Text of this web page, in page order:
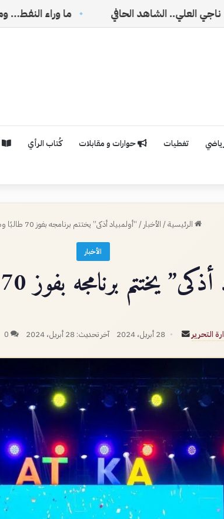
الحافي ما وراء النفط… وما بعده
تغطيات حوارات و مقابلات كُتاب الرأي
الرئيسية/ الأخبار / “أولمبياد أذكى” يختتم برنامجه بفوز 70 طالبًا وطالبة
الأخبار
يختتم برنامجه بفوز 70 طالبًا وطالبة
التحرير
أرسل
إلكترونيا
28 أبريل، 2024 آخر تحديث: 28 أبريل، 2024 0